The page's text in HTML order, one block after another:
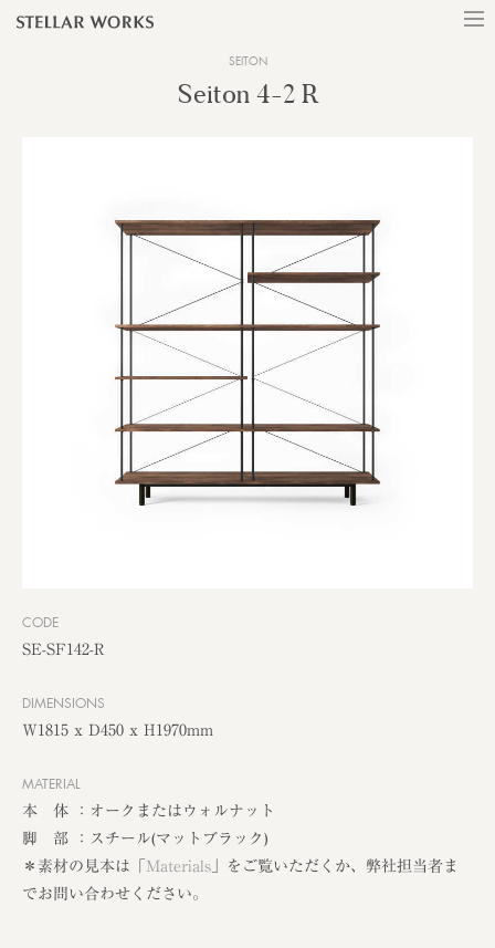
SEITON
Seiton 4-2 R
CODE
SE-SF142-R
DIMENSIONS
W1815 x D450 x H1970mm
MATERIAL
本 体 ：オークまたはウォルナット
脚 部 ：スチール(マットブラック)
＊素材の見本は「 Materials 」をご覧いただくか、弊社担当者ま
でお問い合わせください。